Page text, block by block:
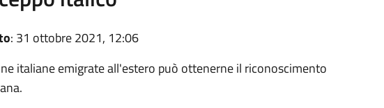
: 31 ottobre 2021, 12:06
italiane emigrate all'estero può ottenerne il riconoscimento